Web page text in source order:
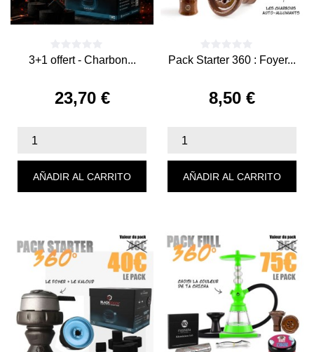
3+1 offert - Charbon...
23,70 €
AÑADIR AL CARRITO
Pack Starter 360 : Foyer...
8,50 €
AÑADIR AL CARRITO